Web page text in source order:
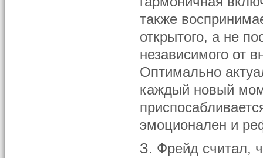
также
открытого, а не
независимого от
Оптимально
каждый новый
эмоционален и
З. Фрейд считал,